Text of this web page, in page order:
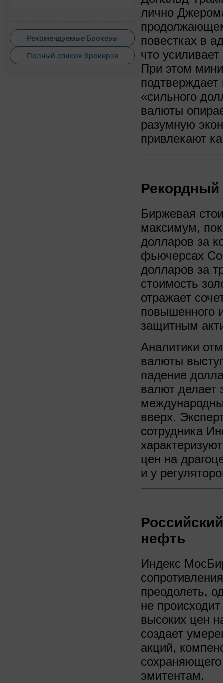
Рекомендуемые Брокеры
Полный список брокеров
лично
повестках в
что
При этом
«сильного
валюты
разумную
привлекают
Рекордный
Биржевая
максимум,
долларов за
фьючерсах
долларов за
стоимость
отражает
повышенного
защитным
Аналитики
валюты
падение
валют делает
вверх.
сотрудника
цен на
и у
нефть
Индекс
преодолеть,
не
высоких цен
создает
акций,
эмитентам.